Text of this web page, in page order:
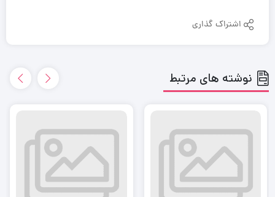
اشتراک گذاری
نوشته های مرتبط